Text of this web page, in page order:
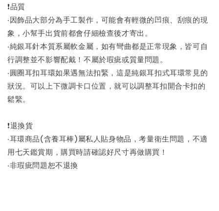
❗品質
‧因飾品大部分為手工製作，可能會有輕微的凹痕、刮痕的現
象，小幫手出貨前都會仔細檢查後才寄出。
‧純銀耳針本質系屬軟金屬，如有彎曲都是正常現象，皆可自
行調整並不影響配戴！不屬於瑕疵或質量問題。
‧圓圈耳扣耳環如果遇無法扣緊，這是純銀耳扣式耳環常見的
狀況。可以上下微調卡口位置，就可以調整耳扣開合卡扣的
鬆緊。
❗退換貨
‧耳環商品(含養耳棒)屬私人貼身物品，考量衛生問題，不適
用七天鑑賞期，購買時請確認好尺寸再做購買！
‧非瑕疵問題恕不退換